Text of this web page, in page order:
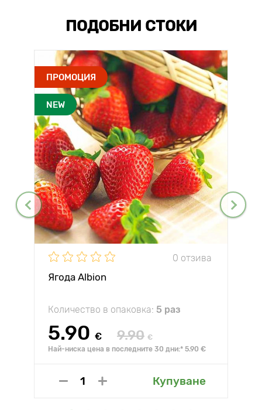
ПОДОБНИ СТОКИ
ПРОМОЦИЯ
NEW
0 отзива
Ягода Albion
Количество в опаковка: 5 раз
5.90 € 9.90 €
Най-ниска цена в последните 30 дни:* 5.90 €
Купуване